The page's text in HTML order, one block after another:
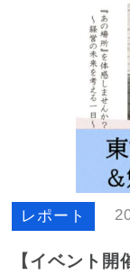
レポート
【イベント